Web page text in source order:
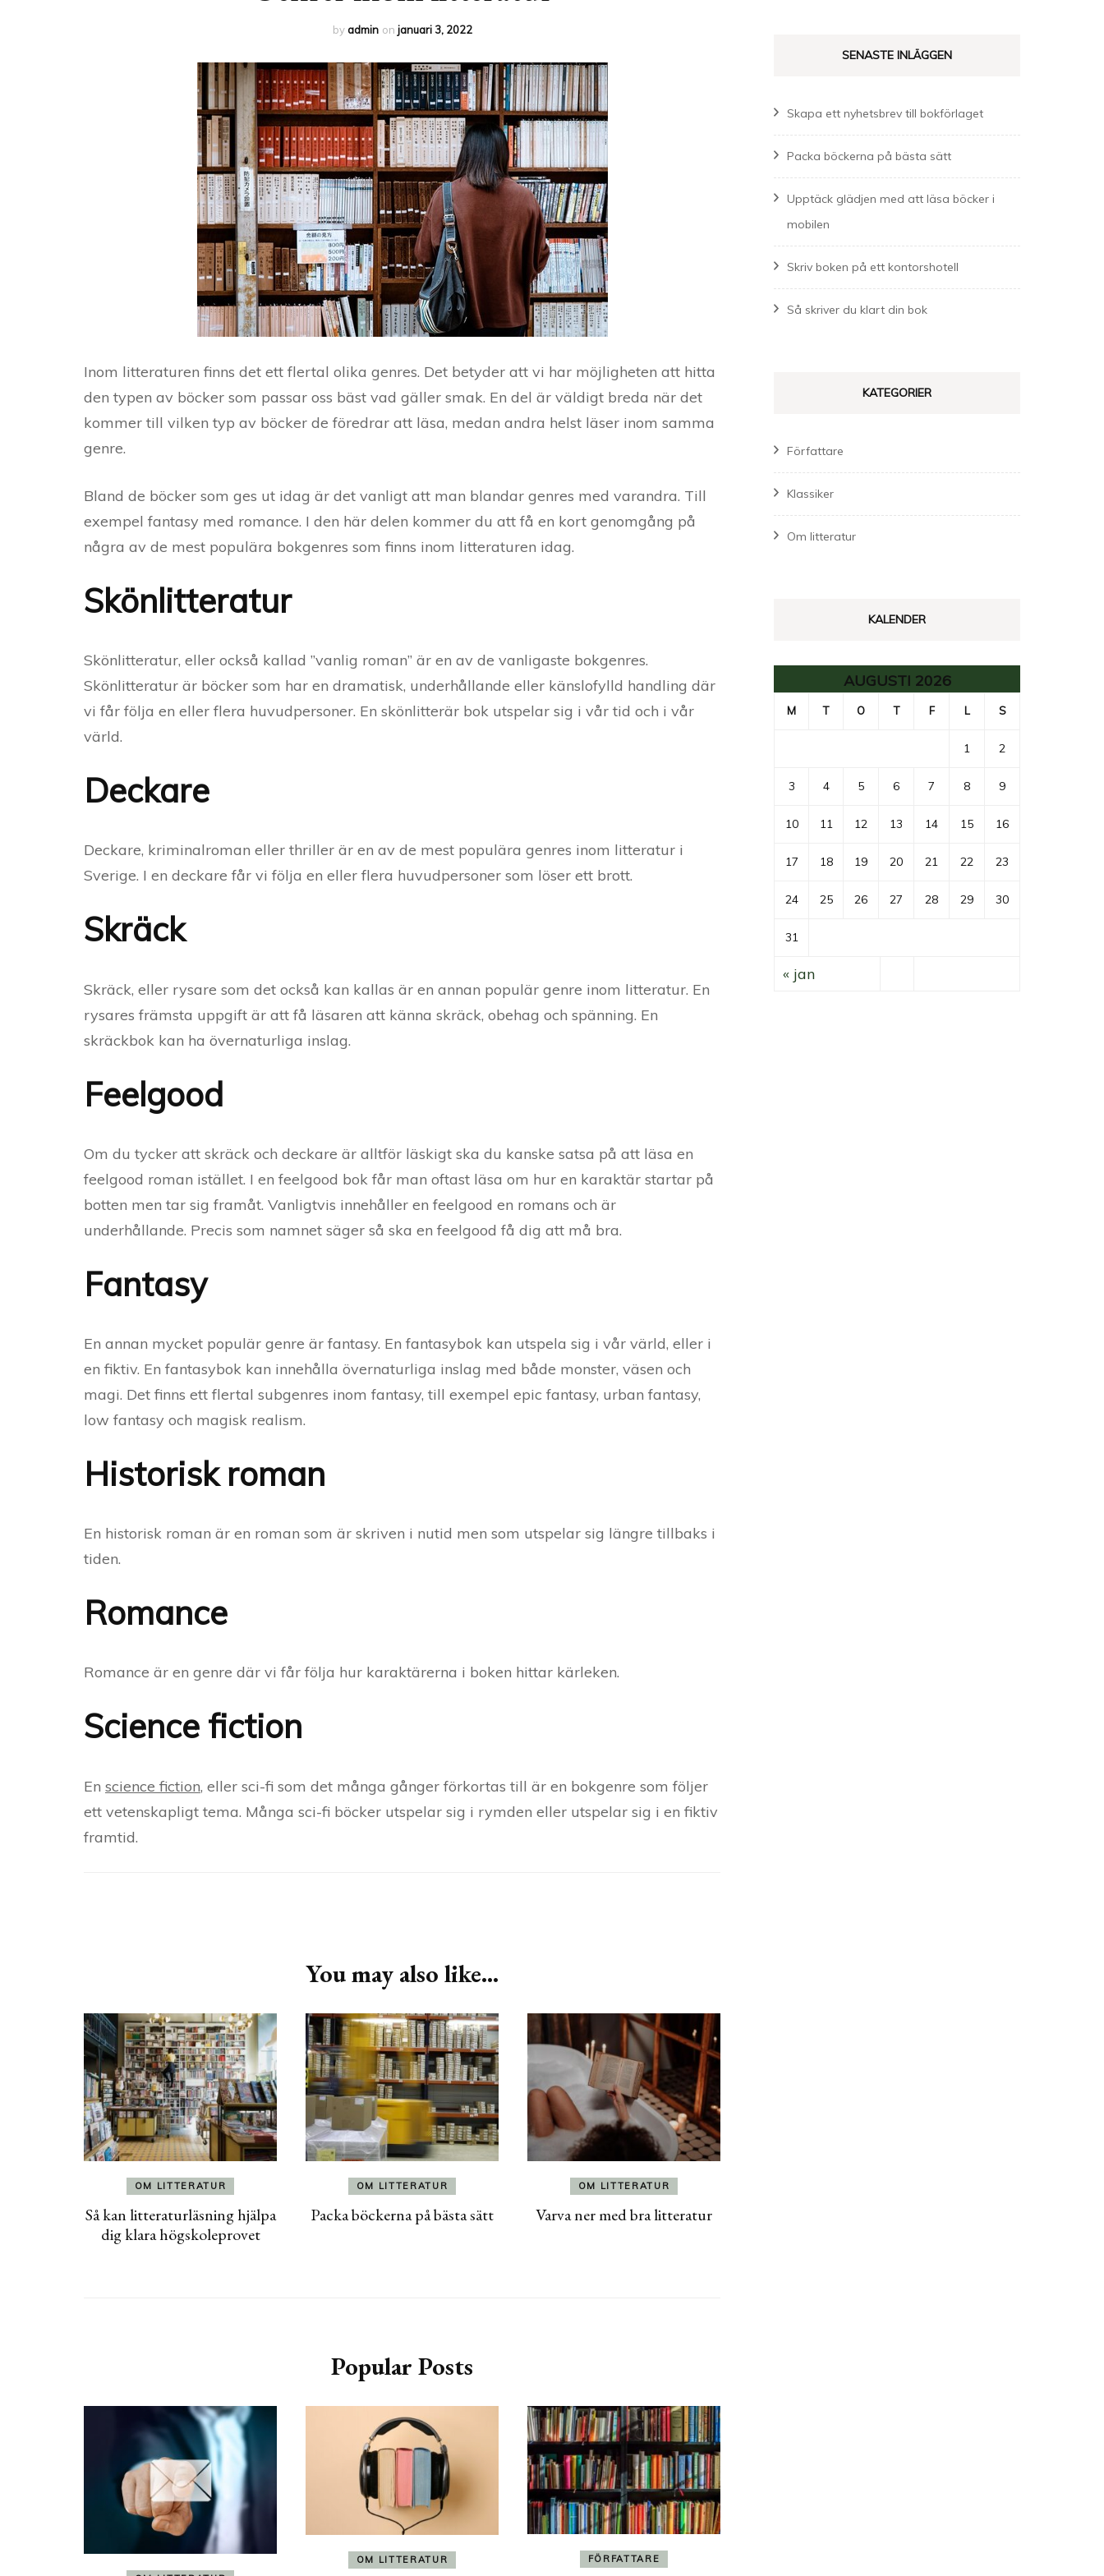
byadmin on januari 3, 2022
Inom litteraturen finns det ett flertal olika genres. Det betyder att vi har möjligheten att hitta
den typen av böcker som passar oss bäst vad gäller smak. En del är väldigt breda när det
kommer till vilken typ av böcker de föredrar att läsa, medan andra helst läser inom samma
genre.
Bland de böcker som ges ut idag är det vanligt att man blandar genres med varandra. Till
exempel fantasy med romance. I den här delen kommer du att få en kort genomgång på
några av de mest populära bokgenres som finns inom litteraturen idag.
Skönlitteratur
Skönlitteratur, eller också kallad ”vanlig roman” är en av de vanligaste bokgenres.
Skönlitteratur är böcker som har en dramatisk, underhållande eller känslofylld handling där
vi får följa en eller flera huvudpersoner. En skönlitterär bok utspelar sig i vår tid och i vår
värld.
Deckare
Deckare, kriminalroman eller thriller är en av de mest populära genres inom litteratur i
Sverige. I en deckare får vi följa en eller flera huvudpersoner som löser ett brott.
Skräck
Skräck, eller rysare som det också kan kallas är en annan populär genre inom litteratur. En
rysares främsta uppgift är att få läsaren att känna skräck, obehag och spänning. En
skräckbok kan ha övernaturliga inslag.
Feelgood
Om du tycker att skräck och deckare är alltför läskigt ska du kanske satsa på att läsa en
feelgood roman istället. I en feelgood bok får man oftast läsa om hur en karaktär startar på
botten men tar sig framåt. Vanligtvis innehåller en feelgood en romans och är
underhållande. Precis som namnet säger så ska en feelgood få dig att må bra.
Fantasy
En annan mycket populär genre är fantasy. En fantasybok kan utspela sig i vår värld, eller i
en fiktiv. En fantasybok kan innehålla övernaturliga inslag med både monster, väsen och
magi. Det finns ett flertal subgenres inom fantasy, till exempel epic fantasy, urban fantasy,
low fantasy och magisk realism.
Historisk roman
En historisk roman är en roman som är skriven i nutid men som utspelar sig längre tillbaks i
tiden.
Romance
Romance är en genre där vi får följa hur karaktärerna i boken hittar kärleken.
Science fiction
En science fiction, eller sci-fi som det många gånger förkortas till är en bokgenre som följer
ett vetenskapligt tema. Många sci-fi böcker utspelar sig i rymden eller utspelar sig i en fiktiv
framtid.
You may also like...
OM LITTERATUR
Så kan litteraturläsning hjälpa
dig klara högskoleprovet
OM LITTERATUR
Packa böckerna på bästa sätt
OM LITTERATUR
Varva ner med bra litteratur
Popular Posts
OM LITTERATUR FÖRFATTARE
SENASTE INLÄGGEN
Skapa ett nyhetsbrev till bokförlaget
Packa böckerna på bästa sätt
Upptäck glädjen med att läsa böcker i
mobilen
Skriv boken på ett kontorshotell
Så skriver du klart din bok
KATEGORIER
Författare
Klassiker
Om litteratur
KALENDER
AUGUSTI 2026
M T O T F L S
1 2
3 4 5 6 7 8 9
10 11 12 13 14 15 16
17 18 19 20 21 22 23
24 25 26 27 28 29 30
31
« jan